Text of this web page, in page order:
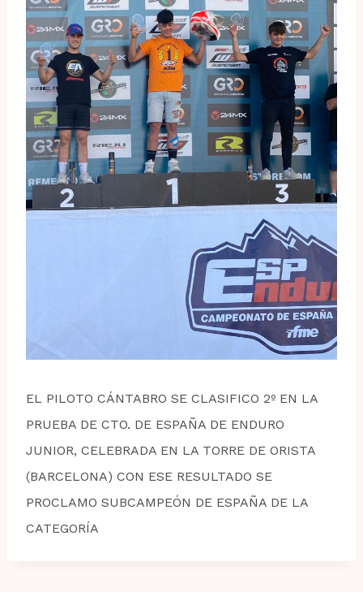
EL PILOTO CÁNTABRO SE CLASIFICO 2º EN LA
PRUEBA DE CTO. DE ESPAÑA DE ENDURO
JUNIOR, CELEBRADA EN LA TORRE DE ORISTA
(BARCELONA) CON ESE RESULTADO SE
PROCLAMO SUBCAMPEÓN DE ESPAÑA DE LA
CATEGORÍA